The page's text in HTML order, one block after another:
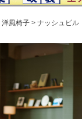
洋風椅子 ナッシュビル